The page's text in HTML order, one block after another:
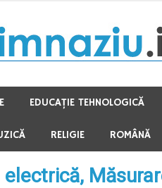
EDUCAŢIE TEHNOLOGICĂ
RELIGIE ROMÂNĂ
electrică,